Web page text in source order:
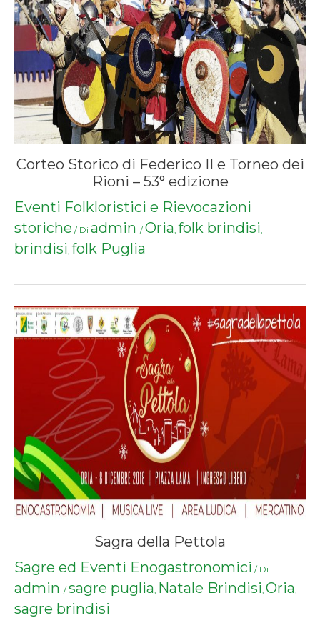
Corteo Storico di Federico II e Torneo dei
Rioni – 53° edizione
Eventi Folkloristici e Rievocazioni
storiche / Di admin / Oria, folk brindisi,
brindisi, folk Puglia
Sagra della Pettola
Sagre ed Eventi Enogastronomici / Di
admin /sagre puglia Natale Brindisi Oria
sagre brindisi